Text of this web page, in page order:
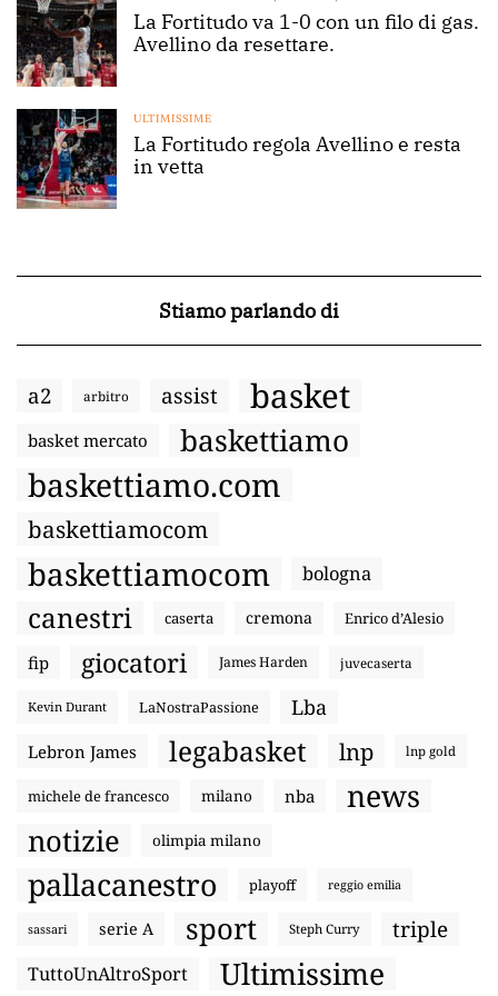
La Fortitudo va 1-0 con un filo di gas.
Avellino da resettare.
ULTIMISSIME
La Fortitudo regola Avellino e resta
in vetta
Stiamo parlando di
a2 arbitro assist basket
basket mercato baskettiamo
baskettiamo.com
baskettiamocom
baskettiamocom bologna
canestri caserta cremona Enrico d’Alesio
fip giocatori James Harden juvecaserta
Kevin Durant LaNostraPassione Lba
Lebron James legabasket lnp lnp gold
michele de francesco milano nba news
notizie olimpia milano
pallacanestro playoff reggio emilia
sassari serie A sport Steph Curry triple
TuttoUnAltroSport Ultimissime